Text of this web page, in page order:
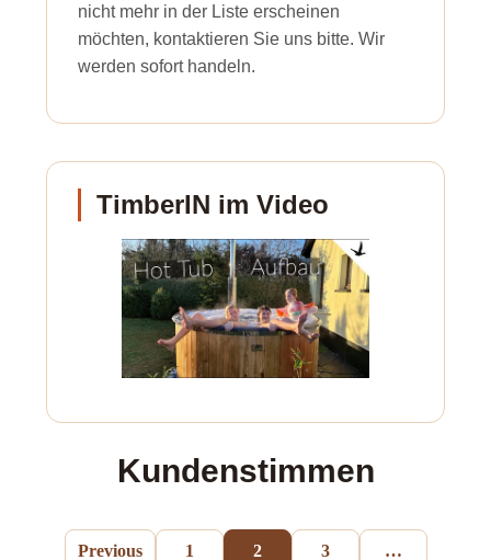
nicht mehr in der Liste erscheinen
möchten, kontaktieren Sie uns bitte. Wir
werden sofort handeln.
TimberIN im Video
Kundenstimmen
Previous 1 2 3 …